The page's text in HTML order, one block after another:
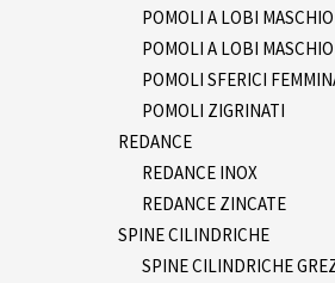
POMOLI A LOBI MASCHIO
POMOLI A LOBI
POMOLI SFERICI
POMOLI ZIGRINATI
REDANCE
REDANCE INOX
REDANCE ZINCATE
SPINE CILINDRICHE
SPINE CILINDRICHE